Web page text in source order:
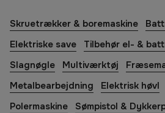
Skruetrækker & boremaskine
Elektriske save
Tilbehør el- &
Slagnøgle
Multiværktøj
Metalbearbejdning
Elektrisk høvl
Polermaskine
Sømpistol &